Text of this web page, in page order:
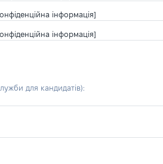
інформація]
інформація]
для кандидатів):